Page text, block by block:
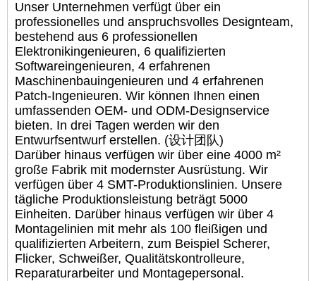
Unser Unternehmen verfügt über ein
professionelles und anspruchsvolles Designteam,
bestehend aus 6 professionellen
Elektronikingenieuren, 6 qualifizierten
Softwareingenieuren, 4 erfahrenen
Maschinenbauingenieuren und 4 erfahrenen
Patch-Ingenieuren. Wir können Ihnen einen
umfassenden OEM- und ODM-Designservice
bieten. In drei Tagen werden wir den
Entwurfsentwurf erstellen. (设计团队)
Darüber hinaus verfügen wir über eine 4000 m²
große Fabrik mit modernster Ausrüstung. Wir
verfügen über 4 SMT-Produktionslinien. Unsere
tägliche Produktionsleistung beträgt 5000
Einheiten. Darüber hinaus verfügen wir über 4
Montagelinien mit mehr als 100 fleißigen und
qualifizierten Arbeitern, zum Beispiel Scherer,
Flicker, Schweißer, Qualitätskontrolleure,
Reparaturarbeiter und Montagepersonal.